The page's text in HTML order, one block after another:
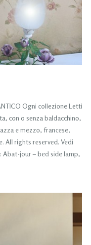
Ogni collezione Letti
con o senza baldacchino,
e mezzo, francese,
All rights reserved. Vedi
Abat-jour – bed side lamp,